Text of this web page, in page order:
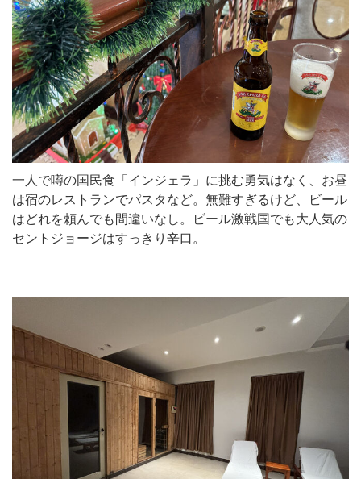
一人で噂の国民食「インジェラ」に挑む勇気はなく、お昼
は宿のレストランでパスタなど。無難すぎるけど、ビール
はどれを頼んでも間違いなし。ビール激戦国でも大人気の
セントジョージはすっきり辛口。